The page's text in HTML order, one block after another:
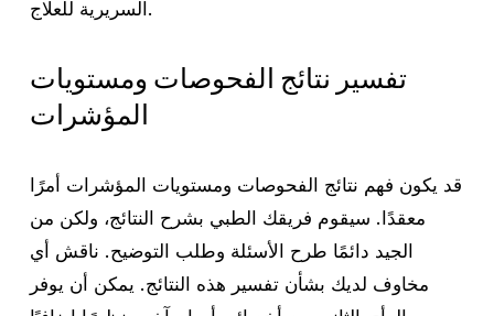
السريرية للعلاج.
تفسير نتائج الفحوصات ومستويات
المؤشرات
قد يكون فهم نتائج الفحوصات ومستويات المؤشرات أمرًا
معقدًا. سيقوم فريقك الطبي بشرح النتائج، ولكن من
الجيد دائمًا طرح الأسئلة وطلب التوضيح. ناقش أي
مخاوف لديك بشأن تفسير هذه النتائج. يمكن أن يوفر